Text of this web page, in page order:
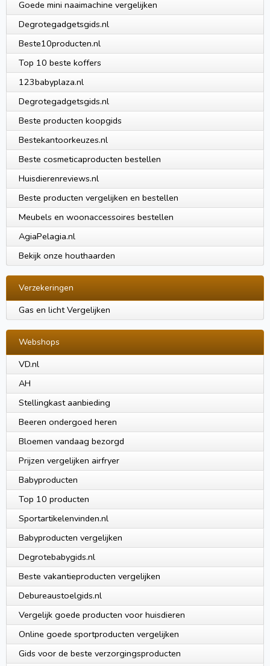
Goede mini naaimachine vergelijken
Degrotegadgetsgids.nl
Beste10producten.nl
Top 10 beste koffers
123babyplaza.nl
Degrotegadgetsgids.nl
Beste producten koopgids
Bestekantoorkeuzes.nl
Beste cosmeticaproducten bestellen
Huisdierenreviews.nl
Beste producten vergelijken en bestellen
Meubels en woonaccessoires bestellen
AgiaPelagia.nl
Bekijk onze houthaarden
Verzekeringen
Gas en licht Vergelijken
Webshops
VD.nl
AH
Stellingkast aanbieding
Beeren ondergoed heren
Bloemen vandaag bezorgd
Prijzen vergelijken airfryer
Babyproducten
Top 10 producten
Sportartikelenvinden.nl
Babyproducten vergelijken
Degrotebabygids.nl
Beste vakantieproducten vergelijken
Debureaustoelgids.nl
Vergelijk goede producten voor huisdieren
Online goede sportproducten vergelijken
Gids voor de beste verzorgingsproducten